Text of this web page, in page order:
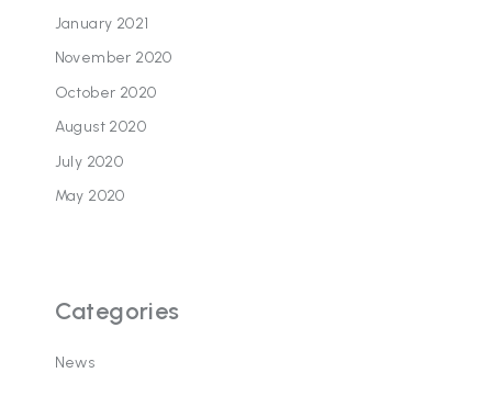
January 2021
November 2020
October 2020
August 2020
July 2020
May 2020
Categories
News